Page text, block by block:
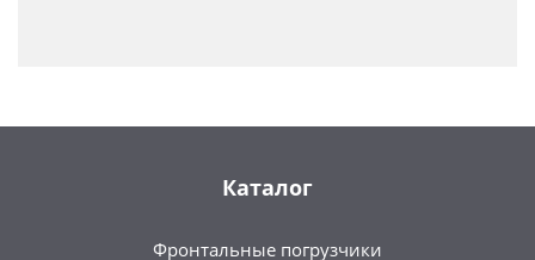
Каталог
Фронтальные погрузчики